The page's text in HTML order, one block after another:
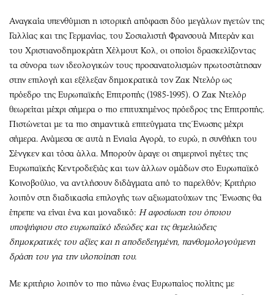
Αναγκαία υπενθύμιση η ιστορική απόφαση δύο μεγάλων ηγετών της
Γαλλίας και της Γερμανίας, του Σοσιαλιστή Φρανσουά Μιτεράν και
του Χριστιανοδημοκράτη Χέλμουτ Κολ, οι οποίοι δρασκελίζοντας
τα σύνορα των ιδεολογικών τους προσανατολισμών πρωτοστάτησαν
στην επιλογή και εξέλεξαν δημοκρατικά τον Ζακ Ντελόρ ως
πρόεδρο της Ευρωπαϊκής Επιτροπής (1985-1995). Ο Ζακ Ντελόρ
θεωρείται μέχρι σήμερα ο πιο επιτυχημένος πρόεδρος της Επιτροπής.
Πιστώνεται με τα πιο σημαντικά επιτεύγματα της Ένωσης μέχρι
σήμερα. Ανάμεσα σε αυτά η Ενιαία Αγορά, το ευρώ, η συνθήκη του
Σένγκεν και τόσα άλλα. Μπορούν άραγε οι σημερινοί ηγέτες της
Ευρωπαϊκής Κεντροδεξιάς και των άλλων ομάδων στο Ευρωπαϊκό
Κοινοβούλιο, να αντλήσουν διδάγματα από το παρελθόν; Κριτήριο
λοιπόν στη διαδικασία επιλογής των αξιωματούχων της ΄Ενωσης θα
έπρεπε να είναι ένα και μοναδικό: Η αφοσίωση του όποιου
υποψήφιου στο ευρωπαϊκό ιδεώδες και τις θεμελιώδεις
δημοκρατικές του αξίες και η αποδεδειγμένη, πανθομολογούμενη
δράση του για την υλοποίηση του.
Με κριτήριο λοιπόν το πιο πάνω ένας Ευρωπαίος πολίτης με